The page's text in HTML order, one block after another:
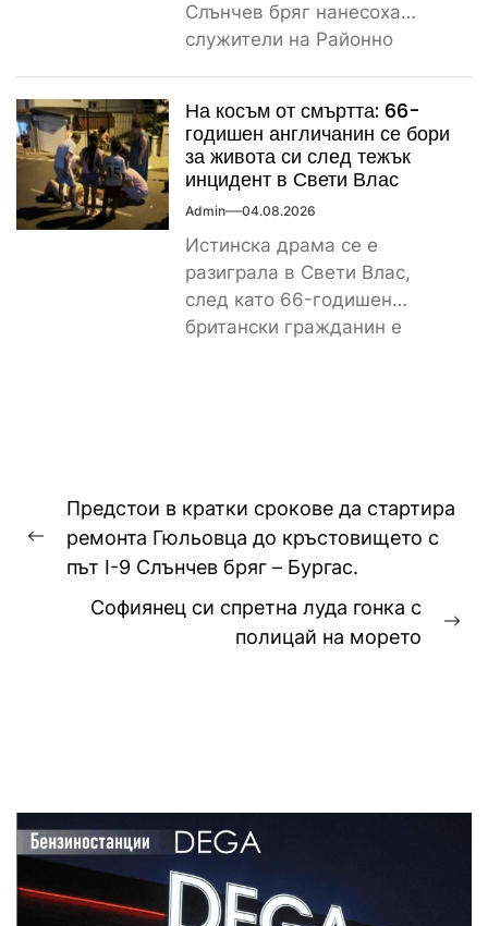
Слънчев бряг нанесоха
служители на Районно
значително...
На косъм от смъртта: 66-
годишен англичанин се бори
за живота си след тежък
инцидент в Свети Влас
Admin 04.08.2026
Истинска драма се е
разиграла в Свети Влас,
след като 66-годишен
британски гражданин е
Навигация
Previous
post:
​Предстои в кратки срокове да стартира
ремонта Гюльовца до кръстовището с
път I-9 Слънчев бряг – Бургас.
Софиянец си спретна луда гонка с
полицай на морето